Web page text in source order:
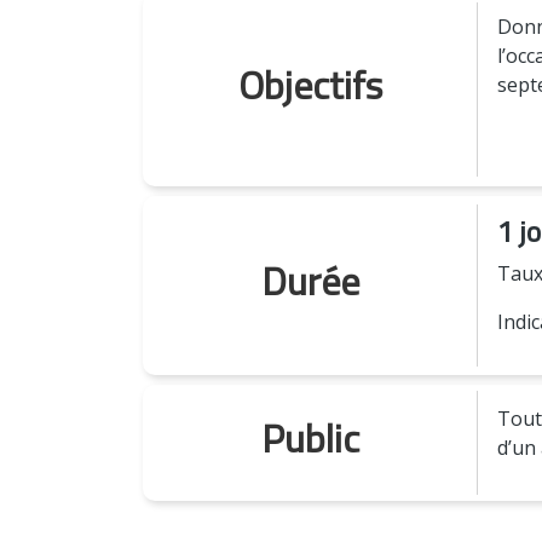
Objectifs
Durée
1
Public